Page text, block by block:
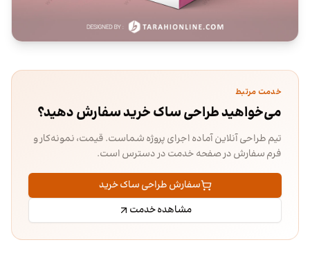
خدمت مرتبط
می‌خواهید طراحی ساک خرید سفارش دهید؟
تیم طراحی آنلاین آماده اجرای پروژه شماست. قیمت، نمونه‌کار و
فرم سفارش در صفحه خدمت در دسترس است.
سفارش طراحی ساک خرید
مشاهده خدمت